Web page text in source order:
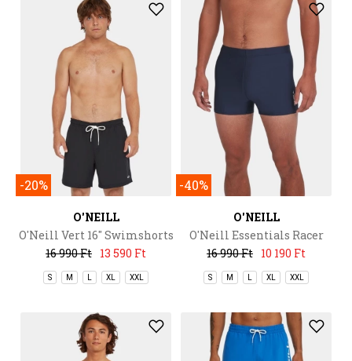
-20%
O'NEILL
O'Neill Vert 16'' Swimshorts
16 990 Ft 13 590 Ft
S M L XL XXL
-40%
O'NEILL
O'Neill Essentials Racer
16 990 Ft 10 190 Ft
S M L XL XXL